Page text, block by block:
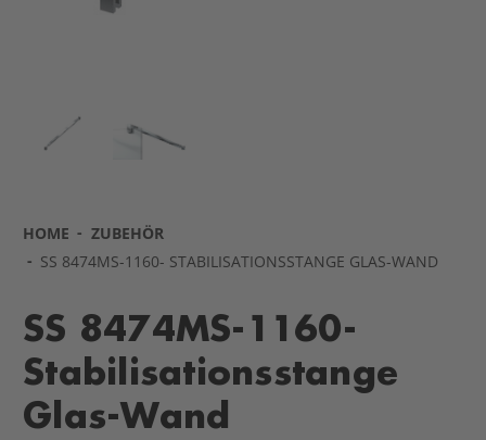
HOME
ZUBEHÖR
SS 8474MS-1160- STABILISATIONSSTANGE GLAS-WAND
SS 8474MS-1160-
Stabilisationsstange
Glas-Wand